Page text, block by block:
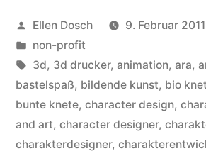
Veröffentlicht
von
Ellen Dosch
9. Februar 2011
Veröffentlicht
in
non-profit
Schlagwörter:
3d, 3d drucker, animation, ara,
bastelspaß, bildende kunst, bio
bunte knete, character design,
and art, character designer,
charakterdesigner,